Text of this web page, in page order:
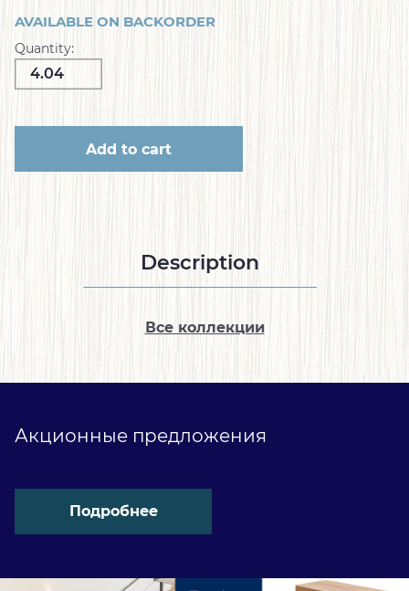
AVAILABLE ON BACKORDER
Quantity:
Add to cart
Description
Все коллекции
Акционные предложения
Подробнее